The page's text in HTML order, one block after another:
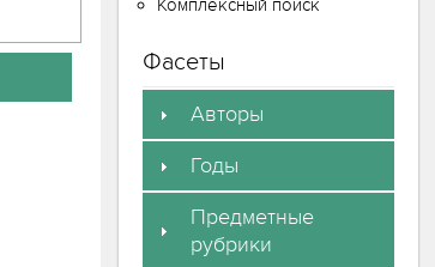
Комплексный поиск
Фасеты
Авторы
Годы
Предметные
рубрики